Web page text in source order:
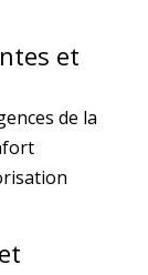
et
de la